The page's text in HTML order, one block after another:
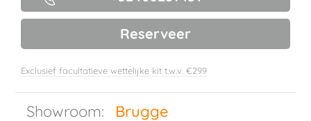
Reserveer
Exclusief facultatieve wettelijke kit t.w.v. €299
Showroom: Brugge